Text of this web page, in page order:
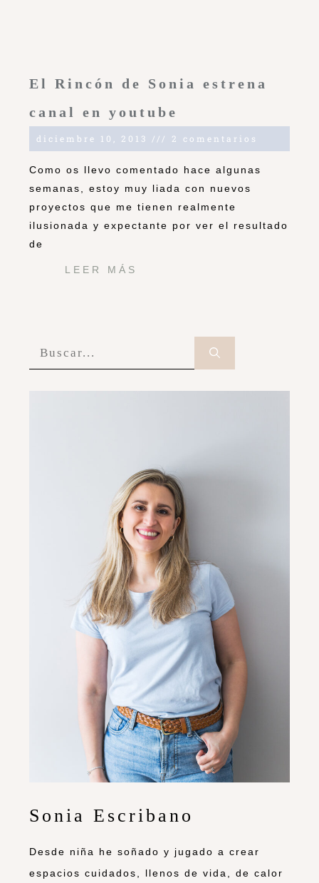
El Rincón de Sonia estrena
canal en youtube
diciembre 10, 2013 2 comentarios
Como os llevo comentado hace algunas
semanas, estoy muy liada con nuevos
proyectos que me tienen realmente
ilusionada y expectante por ver el resultado
de
LEER MÁS
Sonia Escribano
Desde niña he soñado y jugado a crear
espacios cuidados, llenos de vida, de calor